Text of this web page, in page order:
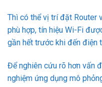
Thì có thể vị trí đặt Router
phù hợp, tín hiệu Wi-Fi
gần hết trước khi đến điện
Để nghiên cứu rõ hơn vấn
nghiệm ứng dụng mô